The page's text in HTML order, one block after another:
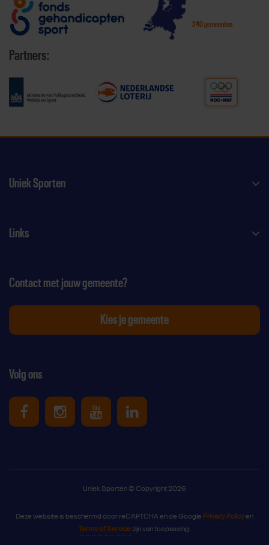
340 gemeenten
Partners:
Uniek Sporten
Links
Volg ons
Uniek Sporten op Facebook
Uniek Sporten op Instagram
Uniek Sporten op Youtube
Uniek Sporten op
Contact met jouw gemeente?
Kies je gemeente
Uniek Sporten © Copyright 2026
Deze website is beschermd door reCAPTCHA en de Google Privacy Policyen
Terms of Servicezijn van toepassing.